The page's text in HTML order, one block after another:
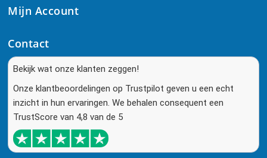
Mijn Account
Contact
Bekijk wat onze klanten zeggen!
Onze klantbeoordelingen op Trustpilot geven u een echt
inzicht in hun ervaringen. We behalen consequent een
TrustScore van 4,8 van de 5